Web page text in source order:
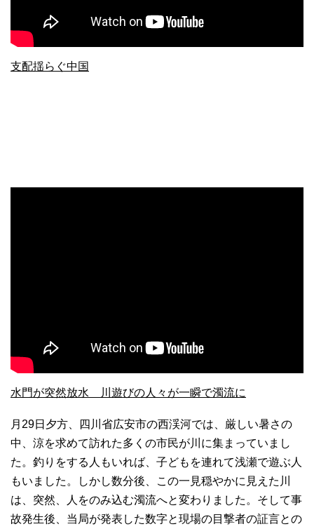
支配揺らぐ中国
水門が突然放水 川遊びの人々が一瞬で濁流に
月29日夕方、四川省広安市の西渓河では、厳しい暑さの
中、涼を求めて訪れた多くの市民が川に集まっていまし
た。釣りをする人もいれば、子どもを連れて浅瀬で遊ぶ人
もいました。しかし数分後、この一見穏やかに見えた川
は、突然、人をのみ込む濁流へと変わりました。そして事
故発生後、当局が発表した数字と現場の目撃者の証言との